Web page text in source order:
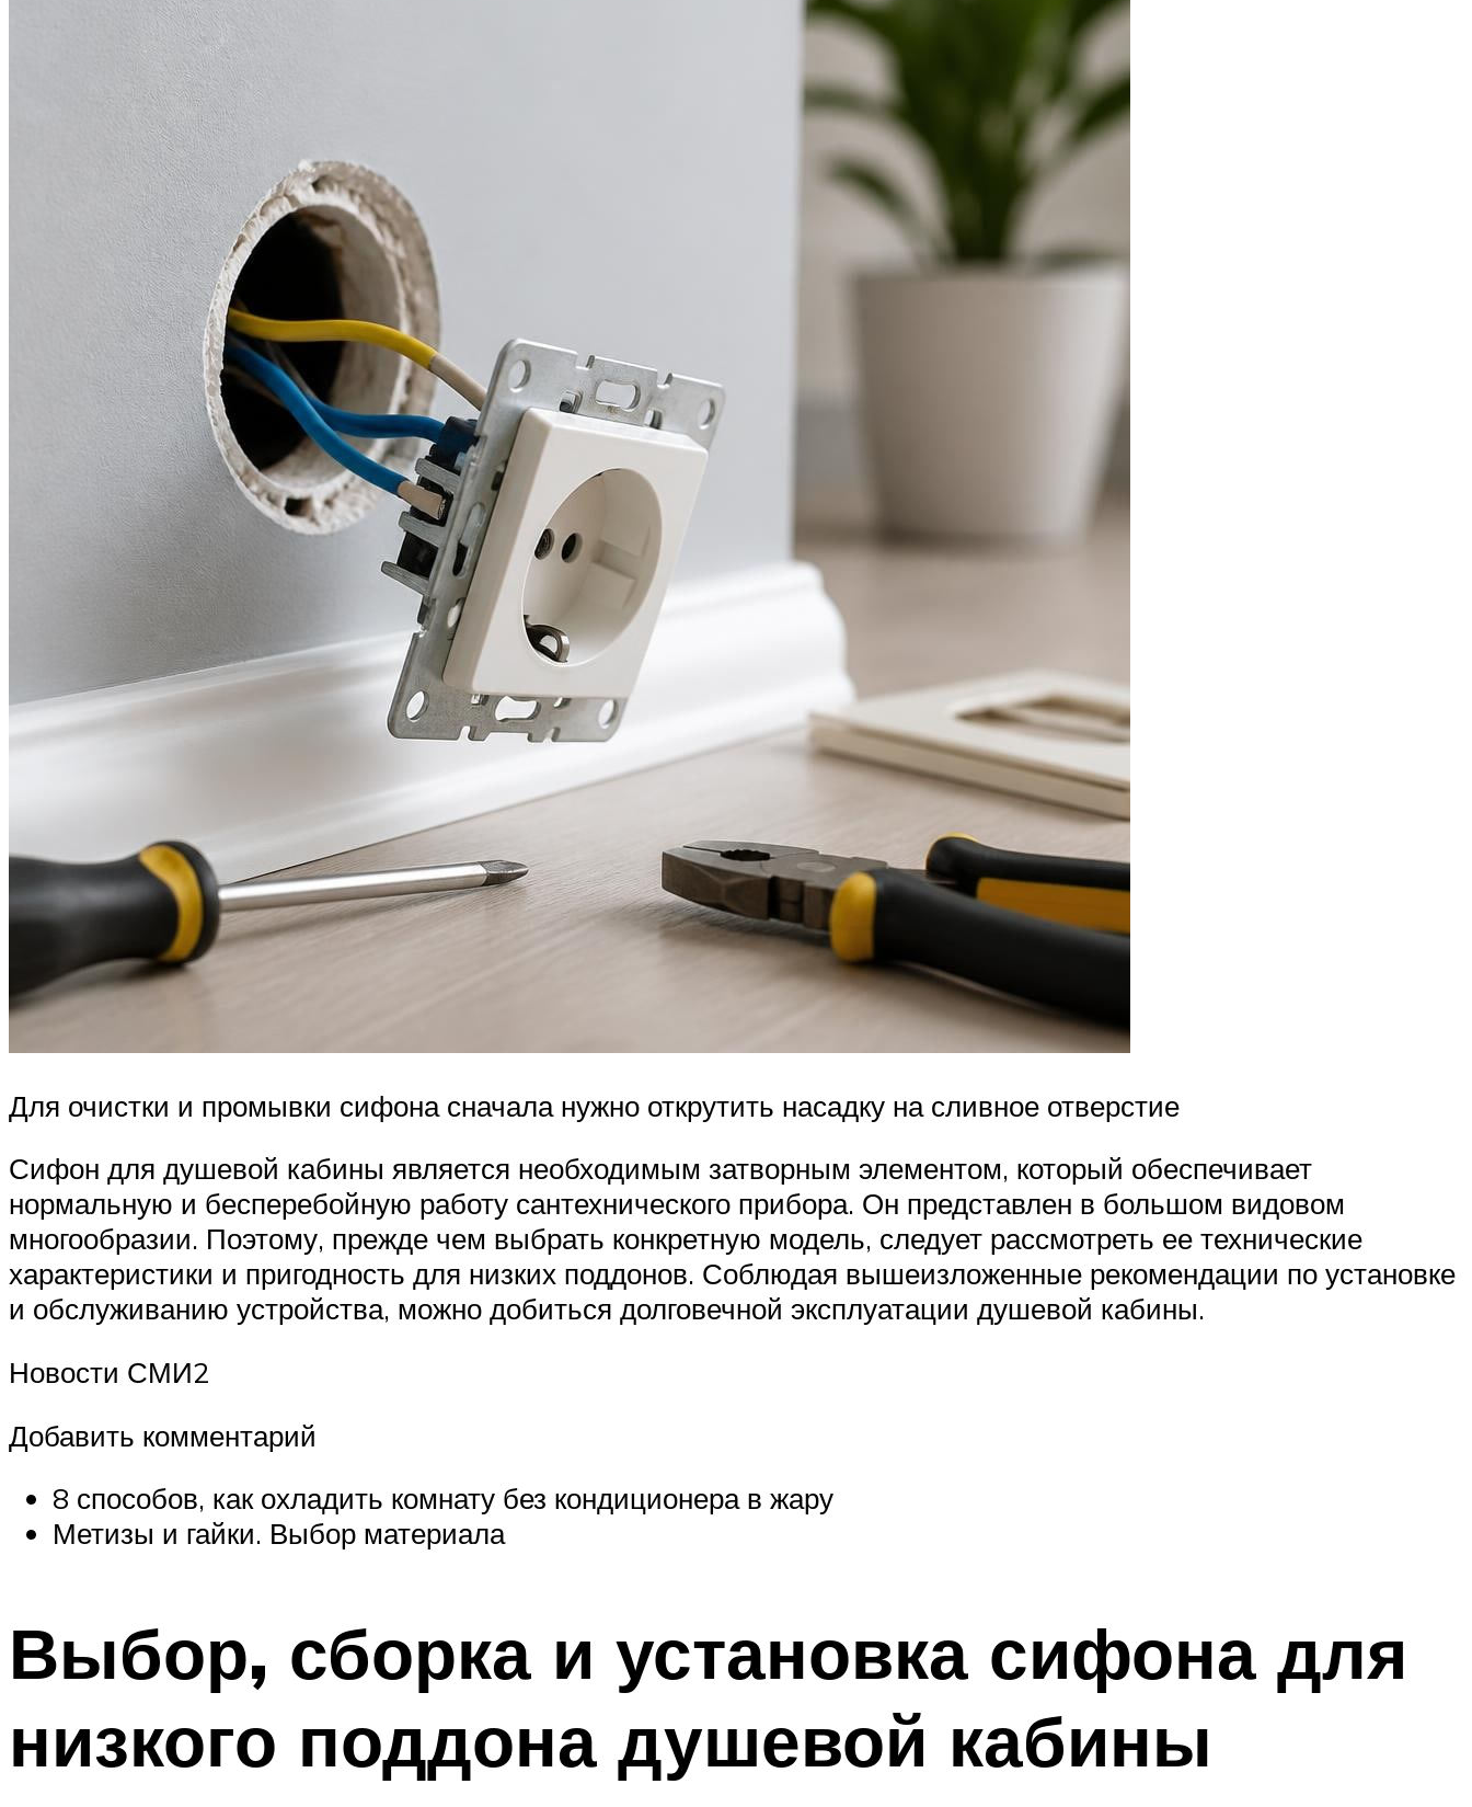
Для очистки и промывки сифона сначала нужно открутить насадку на сливное отверстие
Сифон для душевой кабины является необходимым затворным элементом, который обеспечивает
нормальную и бесперебойную работу сантехнического прибора. Он представлен в большом видовом
многообразии. Поэтому, прежде чем выбрать конкретную модель, следует рассмотреть ее технические
характеристики и пригодность для низких поддонов. Соблюдая вышеизложенные рекомендации по установке
и обслуживанию устройства, можно добиться долговечной эксплуатации душевой кабины.
Новости СМИ2
Добавить комментарий
8 способов, как охладить комнату без кондиционера в жару
Метизы и гайки. Выбор материала
Выбор, сборка и установка сифона для
низкого поддона душевой кабины